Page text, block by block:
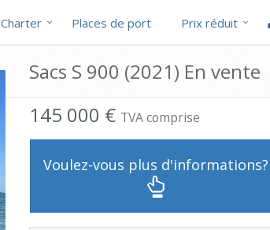
Charter Places de port Prix réduit
Sacs S 900 (2021) En vente
145 000 € TVA comprise
Voulez-vous plus d'informations?